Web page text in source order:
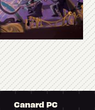
Canard PC